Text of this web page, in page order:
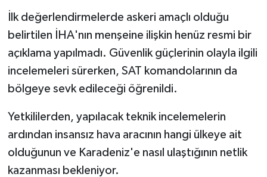
İlk değerlendirmelerde askeri amaçlı olduğu
belirtilen İHA'nın menşeine ilişkin henüz resmi bir
açıklama yapılmadı. Güvenlik güçlerinin olayla ilgili
incelemeleri sürerken, SAT komandolarının da
bölgeye sevk edileceği öğrenildi.
Yetkililerden, yapılacak teknik incelemelerin
ardından insansız hava aracının hangi ülkeye ait
olduğunun ve Karadeniz'e nasıl ulaştığının netlik
kazanması bekleniyor.